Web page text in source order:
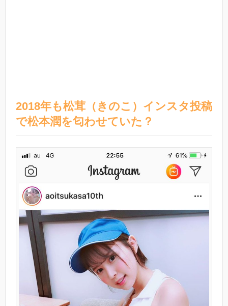
2018年も松茸（きのこ）インスタ投稿
で松本潤を匂わせていた？